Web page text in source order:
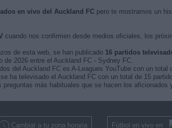
en vivo del Auckland FCpero te mostramos un
cuando nos confirmen desde medios oficiales, los
de esta web, se han publicado 16 partidos
de 2026 entre el Auckland FC - Sydney FC.
del Auckland FC es A-Leagues YouTube con un total
ha televisado el Auckland FC con un total de 15
más habituales que se hacen los aficionados
Cambiar a tu zona horaria Fútbol en vivo en